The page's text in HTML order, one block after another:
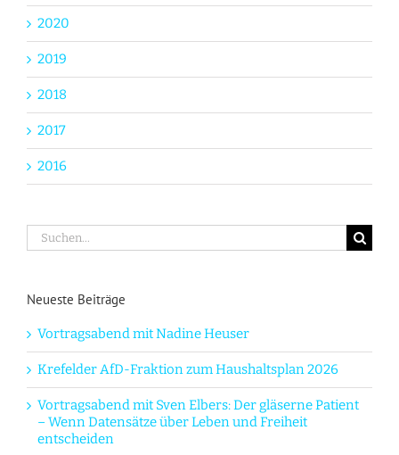
2020
2019
2018
2017
2016
Suche
nach:
Neueste Beiträge
Vortragsabend mit Nadine Heuser
Krefelder AfD-Fraktion zum Haushaltsplan 2026
Vortragsabend mit Sven Elbers: Der gläserne Patient
– Wenn Datensätze über Leben und Freiheit
entscheiden